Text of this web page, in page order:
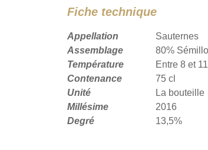
Fiche technique
Appellation
Sauternes
Assemblage
80%
Température
Entre 8 et
Contenance
75 cl
Unité
La bouteille
Millésime
2016
Degré
13,5%